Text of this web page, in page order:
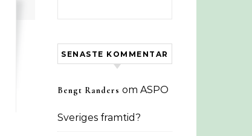
SENASTE KOMMENTAR
Bengt Randers om ASPO
Sveriges framtid?